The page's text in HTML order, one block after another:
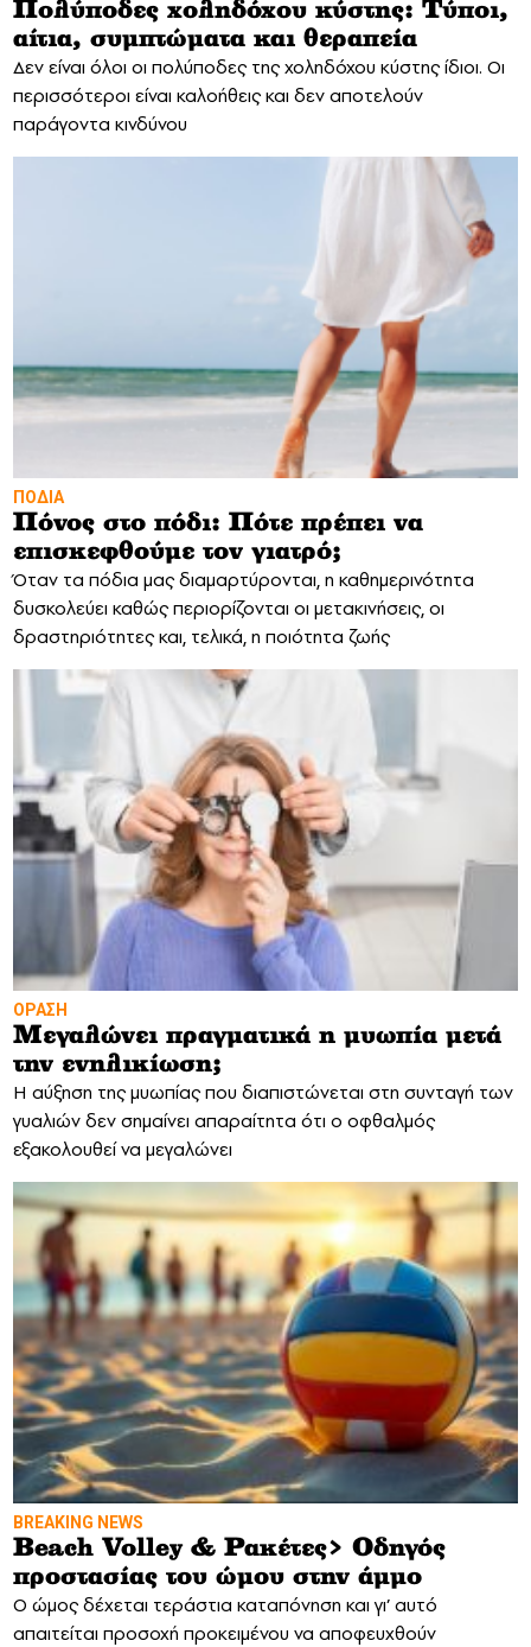
Πολύποδες χοληδόχου κύστης: Τύποι,
αίτια, συμπτώματα και θεραπεία
Δεν είναι όλοι οι πολύποδες της χοληδόχου κύστης ίδιοι. Οι
περισσότεροι είναι καλοήθεις και δεν αποτελούν
παράγοντα κινδύνου
ΠΟΔΙΑ
Πόνος στο πόδι: Πότε πρέπει να
επισκεφθούμε τον γιατρό;
Όταν τα πόδια μας διαμαρτύρονται, η καθημερινότητα
δυσκολεύει καθώς περιορίζονται οι μετακινήσεις, οι
δραστηριότητες και, τελικά, η ποιότητα ζωής
ΟΡΑΣΗ
Μεγαλώνει πραγματικά η μυωπία μετά
την ενηλικίωση;
Η αύξηση της μυωπίας που διαπιστώνεται στη συνταγή των
γυαλιών δεν σημαίνει απαραίτητα ότι ο οφθαλμός
εξακολουθεί να μεγαλώνει
BREAKING NEWS
Beach Volley & Ρακέτες> Οδηγός
προστασίας του ώμου στην άμμο
Ο ώμος δέχεται τεράστια καταπόνηση και γι’ αυτό
απαιτείται προσοχή προκειμένου να αποφευχθούν